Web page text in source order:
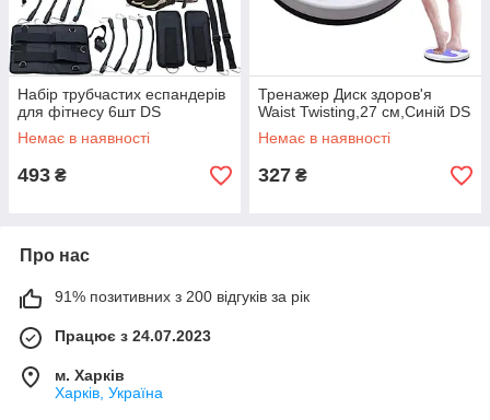
Набір трубчастих еспандерів
для фітнесу 6шт DS
Немає в наявності
493 ₴
Тренажер Диск здоров'я
Waist Twisting,27 см,Синій DS
Немає в наявності
327 ₴
Про нас
91% позитивних з 200 відгуків за рік
Працює з 24.07.2023
м. Харків
Харків, Україна